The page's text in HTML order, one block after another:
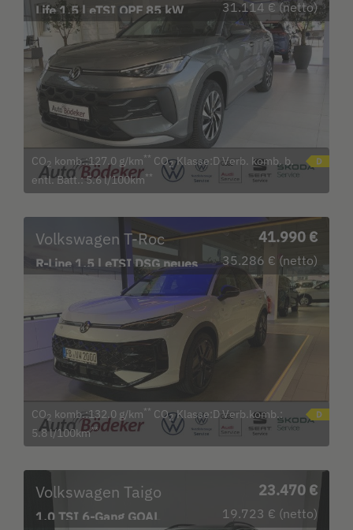
Life 1.5 l eTSI OPF 85 kW
(116 PS) Navi
31.114 € (netto)
CO2 komb.:127.0 g/km** CO2Klasse:D Verb. komb. b.
entl. Batt.: 5.6 l/100km**
Volkswagen T-Roc
R-Line 1.5 l eTSI DSG neues
41.990 €
35.286 € (netto)
CO2 komb.:132.0 g/km** CO2Klasse:D Verb.komb.:
5.8 l/100km**
Volkswagen Taigo
1.0 TSI 6-Gang GOAL
23.470 €
19.723 € (netto)